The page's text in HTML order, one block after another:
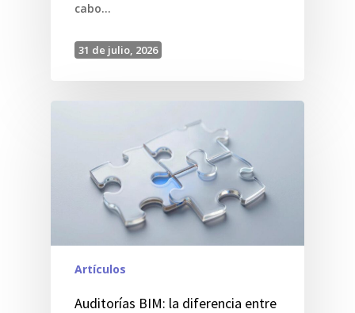
cabo…
31 de julio, 2026
Artículos
Auditorías BIM: la diferencia entre